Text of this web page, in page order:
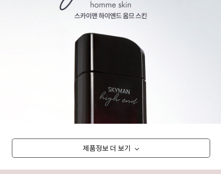
제품정보 더 보기